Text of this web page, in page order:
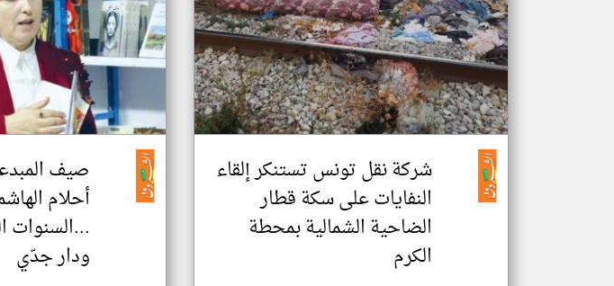
شركة نقل تونس تستنكر إلقاء
النفايات على سكة قطار
الضاحية الشمالية بمحطة
الكرم
صيف
أحلام
...السنوات
ودار جدّي